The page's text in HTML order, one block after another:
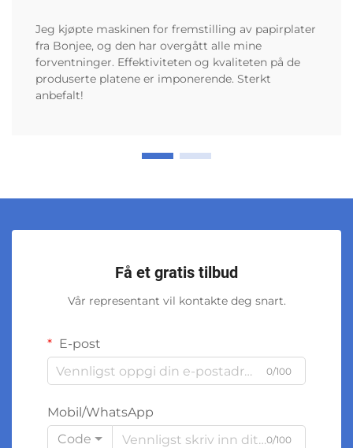
Jeg kjøpte maskinen for fremstilling av papirplater
fra Bonjee, og den har overgått alle mine
forventninger. Effektiviteten og kvaliteten på de
produserte platene er imponerende. Sterkt
anbefalt!
Få et gratis tilbud
Vår representant vil kontakte deg snart.
E-post
0/100
Mobil/WhatsApp
Code
0/100